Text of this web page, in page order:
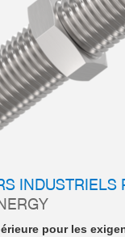
INDUSTRIELS
pour les